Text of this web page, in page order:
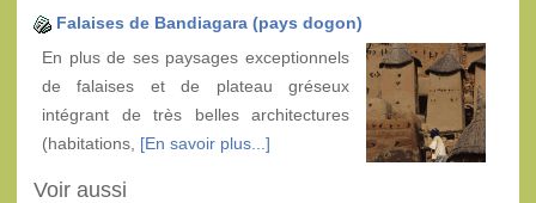
Falaises de Bandiagara (pays dogon)
En plus de ses paysages exceptionnels
de falaises et de plateau gréseux
intégrant de très belles architectures
(habitations, [En savoir plus...]
Voir aussi